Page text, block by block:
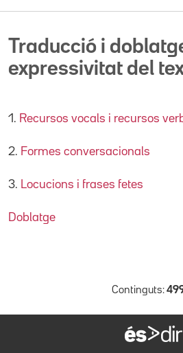
Traducció i
expressivitat del
1. Recursos vocals i recursos
2. Formes conversacionals
3. Locucions i frases fetes
Doblatge
Continguts: